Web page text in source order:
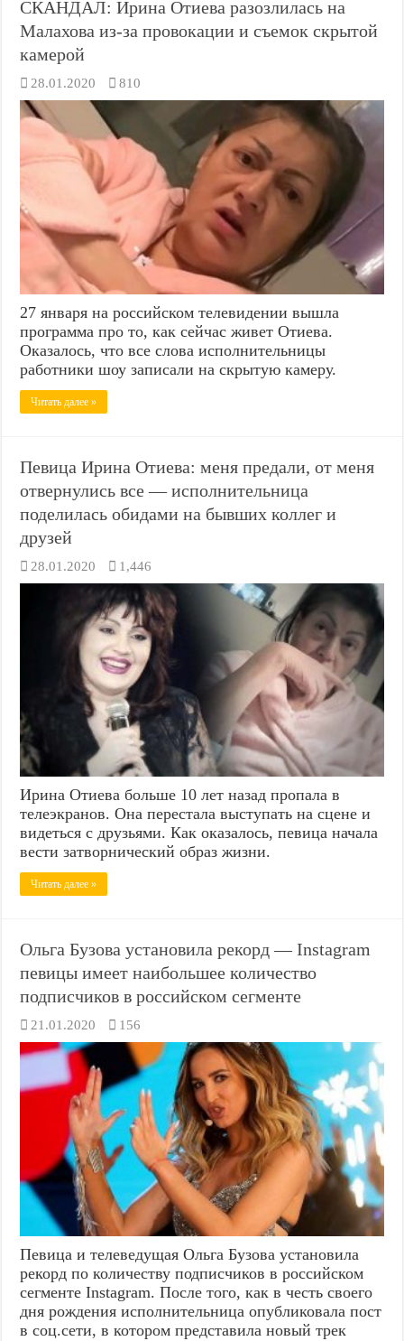
СКАНДАЛ: Ирина Отиева разозлилась на
Малахова из-за провокации и съемок скрытой
камерой
28.01.2020 810
27 января на российском телевидении вышла
программа про то, как сейчас живет Отиева.
Оказалось, что все слова исполнительницы
работники шоу записали на скрытую камеру.
Читать далее »
Певица Ирина Отиева: меня предали, от меня
отвернулись все — исполнительница
поделилась обидами на бывших коллег и
друзей
28.01.2020 1,446
Ирина Отиева больше 10 лет назад пропала в
телеэкранов. Она перестала выступать на сцене и
видеться с друзьями. Как оказалось, певица начала
вести затворнический образ жизни.
Читать далее »
Ольга Бузова установила рекорд — Instagram
певицы имеет наибольшее количество
подписчиков в российском сегменте
21.01.2020 156
Певица и телеведущая Ольга Бузова установила
рекорд по количеству подписчиков в российском
сегменте Instagram. После того, как в честь своего
дня рождения исполнительница опубликовала пост
в соц.сети, в котором представила новый трек